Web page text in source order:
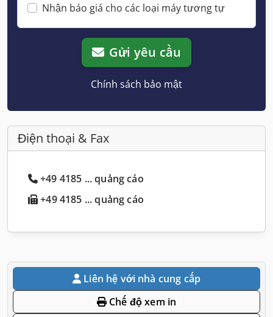
Nhận báo giá cho các loại máy tương tự
Gửi yêu cầu
Chính sách bảo mật
Điện thoại & Fax
+49 4185 ... quảng cáo
+49 4185 ... quảng cáo
Liên hệ với nhà cung cấp
Chế độ xem in